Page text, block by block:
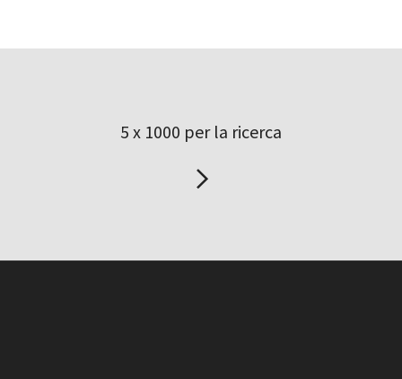
5 x 1000 per la ricerca